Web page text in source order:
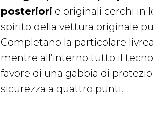
posteriori e originali cerchi in
spirito della vettura originale
Completano la particolare
mentre all’interno tutto il
favore di una gabbia di
sicurezza a quattro punti.